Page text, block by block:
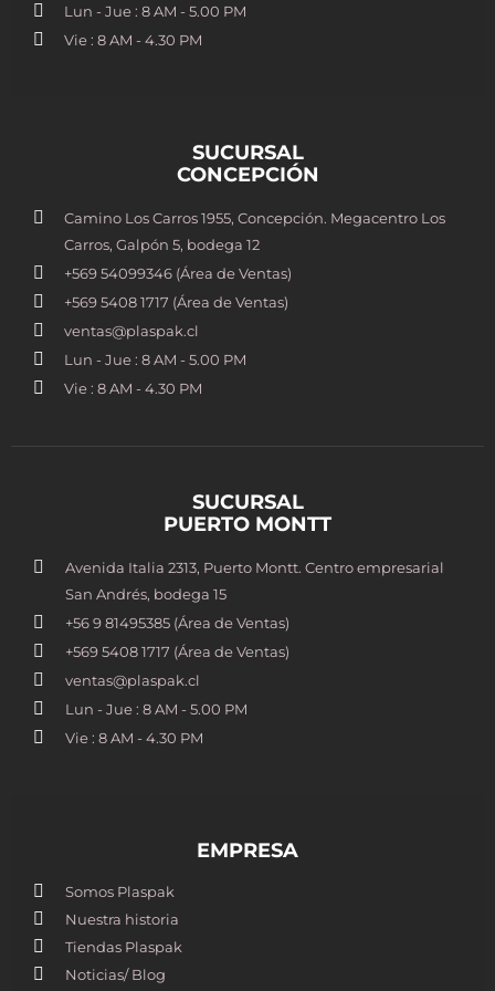
Lun - Jue : 8 AM - 5.00 PM
Vie : 8 AM - 4.30 PM
SUCURSAL
CONCEPCIÓN
Camino Los Carros 1955, Concepción. Megacentro Los
Carros, Galpón 5, bodega 12
+569 54099346 (Área de Ventas)
+569 5408 1717 (Área de Ventas)
ventas@plaspak.cl
Lun - Jue : 8 AM - 5.00 PM
Vie : 8 AM - 4.30 PM
SUCURSAL
PUERTO MONTT
Avenida Italia 2313, Puerto Montt. Centro empresarial
San Andrés, bodega 15
+56 9 81495385 (Área de Ventas)
+569 5408 1717 (Área de Ventas)
ventas@plaspak.cl
Lun - Jue : 8 AM - 5.00 PM
Vie : 8 AM - 4.30 PM
EMPRESA
Somos Plaspak
Nuestra historia
Tiendas Plaspak
Noticias/ Blog